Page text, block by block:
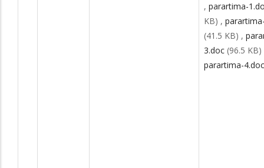
, parartima-
KB) ,
(41.5 KB) ,
3.doc (96.5 KB)
parartima-4.doc